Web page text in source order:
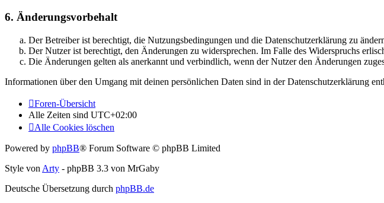
6. Änderungsvorbehalt
Der Betreiber ist berechtigt, die Nutzungsbedingungen und die Datenschutzerklärung zu
Der Nutzer ist berechtigt, den Änderungen zu widersprechen. Im Falle des Widerspruchs
Die Änderungen gelten als anerkannt und verbindlich, wenn der Nutzer den Änderungen
Informationen über den Umgang mit deinen persönlichen Daten sind in der Datenschutzerklärung
Foren-Übersicht
Alle Zeiten sind UTC+02:00
Alle Cookies löschen
Powered by phpBB® Forum Software © phpBB Limited
Style von Arty - phpBB 3.3 von MrGaby
Deutsche Übersetzung durch phpBB.de